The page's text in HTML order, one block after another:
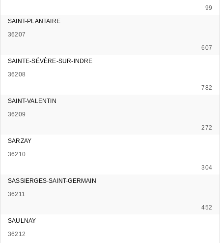
99
SAINT-PLANTAIRE
36207
607
SAINTE-SÉVÈRE-SUR-INDRE
36208
782
SAINT-VALENTIN
36209
272
SARZAY
36210
304
SASSIERGES-SAINT-GERMAIN
36211
452
SAULNAY
36212